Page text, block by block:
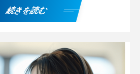
続きを読む